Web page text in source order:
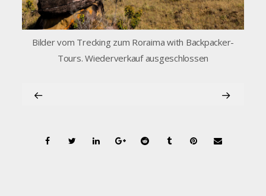
Bilder vom Trecking zum Roraima with Backpacker-
Tours. Wiederverkauf ausgeschlossen